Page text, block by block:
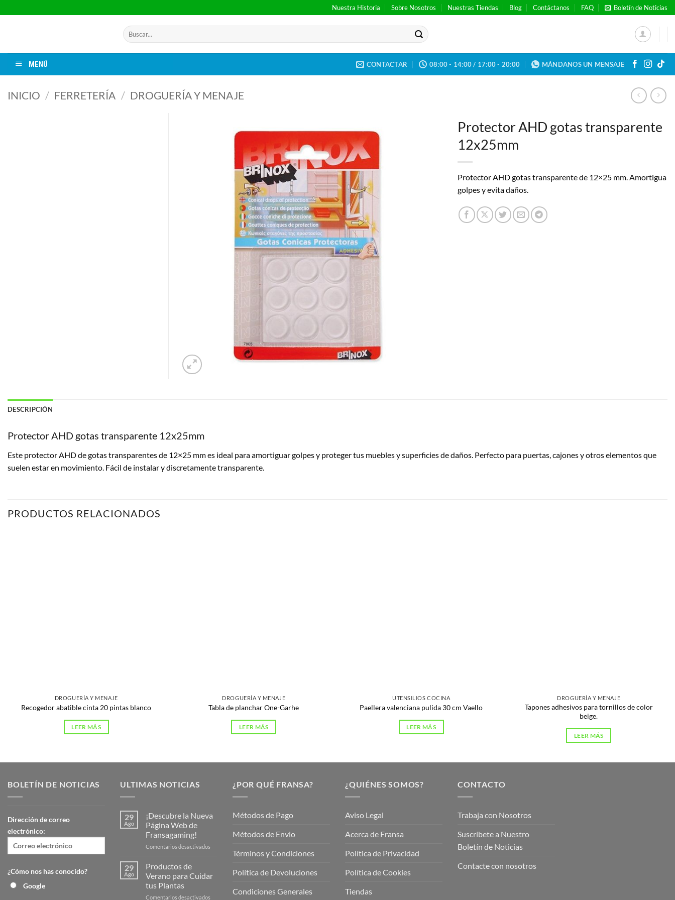
al
Nuestra Historia Sobre Nosotros Nuestras Tiendas Blog Contáctanos FAQ Boletín de Noticias
Buscar
por:
MENÚ CONTACTAR 08:00 - 14:00 / 17:00 - 20:00 MÁNDANOS UN MENSAJE
INICIO / FERRETERÍA / DROGUERÍA Y MENAJE
Protector AHD gotas transparente
12x25mm
Protector AHD gotas transparente de 12×25 mm. Amortigua
golpes y evita daños.
DESCRIPCIÓN
Protector AHD gotas transparente 12x25mm
Este protector AHD de gotas transparentes de 12×25 mm es ideal para amortiguar golpes y proteger tus muebles y superficies de daños. Perfecto para puertas, cajones y otros elementos que
suelen estar en movimiento. Fácil de instalar y discretamente transparente.
PRODUCTOS RELACIONADOS
DROGUERÍA Y MENAJE
Recogedor abatible cinta 20 pintas blanco
LEER MÁS
DROGUERÍA Y MENAJE
Tabla de planchar One-Garhe
LEER MÁS
UTENSILIOS COCINA
Paellera valenciana pulida 30 cm Vaello
LEER MÁS
DROGUERÍA Y MENAJE
Tapones adhesivos para tornillos de color
beige.
LEER MÁS
BOLETÍN DE NOTICIAS
Dirección de correo
electrónico:
¿Cómo nos has conocido?
Google
ULTIMAS NOTICIAS
29
Ago
¡Descubre la Nueva
Página Web de
Fransagaming!
Comentarios desactivados
Página
29
Ago
Productos de
Verano para Cuidar
tus Plantas
Comentarios desactivados
¿POR QUÉ FRANSA?
Métodos de Pago
Métodos de Envio
Términos y Condiciones
Política de Devoluciones
Condiciones Generales
¿QUIÉNES SOMOS?
Aviso Legal
Acerca de Fransa
Política de Privacidad
Política de Cookies
Tiendas
CONTACTO
Trabaja con Nosotros
Suscríbete a Nuestro
Boletín de Noticias
Contacte con nosotros